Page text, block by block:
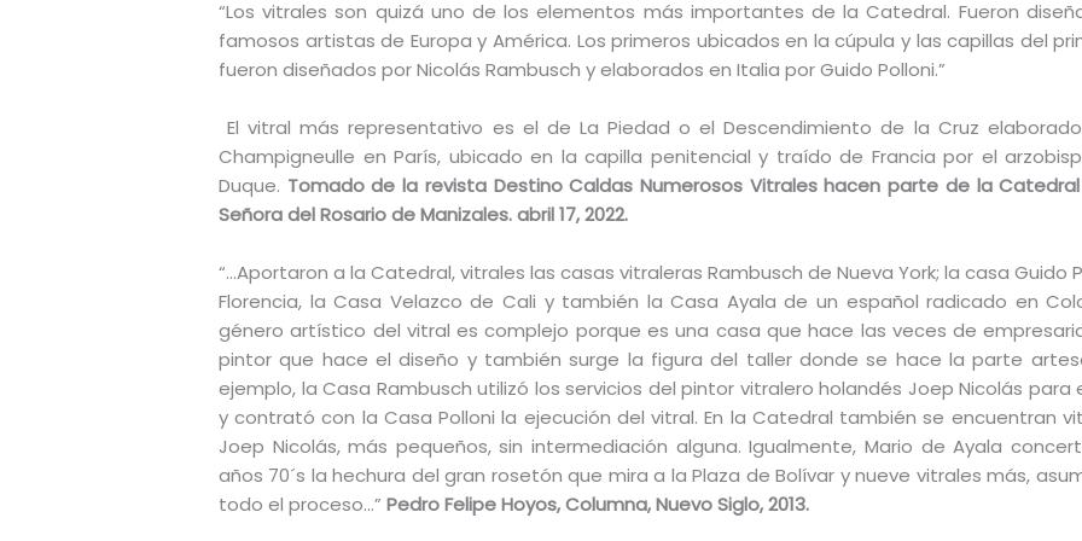
“Los vitrales son quizá uno de los elementos más importantes de la Catedral. Fueron
famosos artistas de Europa y América. Los primeros ubicados en la cúpula y las capillas del
fueron diseñados por Nicolás Rambusch y elaborados en Italia por Guido Polloni.”
El vitral más representativo es el de La Piedad o el Descendimiento de la Cruz
Champigneulle en París, ubicado en la capilla penitencial y traído de Francia por el
Duque. Tomado de la revista Destino Caldas Numerosos Vitrales hacen parte de la
Señora del Rosario de Manizales. abril 17, 2022.
“…Aportaron a la Catedral, vitrales las casas vitraleras Rambusch de Nueva York; la casa Guido
Florencia, la Casa Velazco de Cali y también la Casa Ayala de un español radicado en
género artístico del vitral es complejo porque es una casa que hace las veces de
pintor que hace el diseño y también surge la figura del taller donde se hace la parte
ejemplo, la Casa Rambusch utilizó los servicios del pintor vitralero holandés Joep Nicolás para
y contrató con la Casa Polloni la ejecución del vitral. En la Catedral también se encuentran
Joep Nicolás, más pequeños, sin intermediación alguna. Igualmente, Mario de Ayala
años 70´s la hechura del gran rosetón que mira a la Plaza de Bolívar y nueve vitrales más,
todo el proceso…” Pedro Felipe Hoyos, Columna, Nuevo Siglo, 2013.